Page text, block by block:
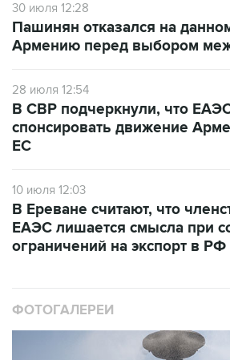
30 июля 12:28
Пашинян отказался на
Армению перед выбором
28 июля 12:54
В СВР подчеркнули, что
спонсировать движение
ЕС
10 июля 12:03
В Ереване считают, что
ЕАЭС лишается смысла при
ограничений на экспорт в РФ
ФОТОГАЛЕРЕИ